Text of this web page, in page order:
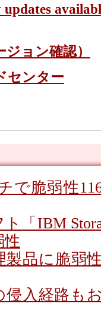
updates
ョン確認）
センター
で脆弱性
「IBM
性
品に脆弱
侵入経路も